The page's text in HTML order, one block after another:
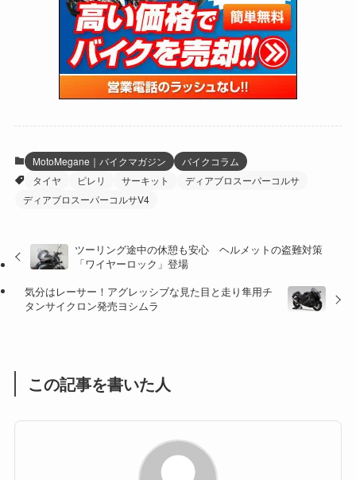
(12)
(63)
(109)
(47)
(15)
(5)
(6)
(17)
(5)
(27)
(131)
(21)
(61)
(98)
(13)
(60)
(274)
(171)
(38)
(47)
(59)
(41)
(47)
(204)
(34)
(35)
(41)
(19)
(12)
(16)
(20)
(4)
(16)
MotoMegane｜バイクマガジン
バイクコラム
タイヤ
ピレリ サーキット
ディアブロスーパーコルサ
ディアブロスーパーコルサV4
ツーリング途中の休憩も安心 ヘルメットの盗難対策
「ワイヤーロック」登場
気分はレーサー！アグレッシブな見た目と走り隼用チ
タンサイクロン発売ヨシムラ
この記事を書いた人